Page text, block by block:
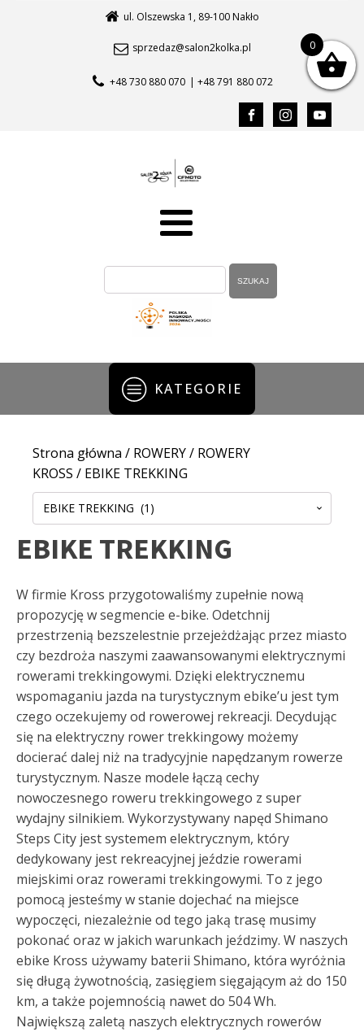
ul. Olszewska 1, 89-100 Nakło
sprzedaz@salon2kolka.pl
+48 730 880 070 | +48 791 880 072
KATEGORIE
Strona główna / ROWERY/ ROWERY
KROSS / EBIKE TREKKING
EBIKE TREKKING (1)
EBIKE TREKKING
W firmie Kross przygotowaliśmy zupełnie nową
propozycję w segmencie e-bike. Odetchnij
przestrzenią bezszelestnie przejeżdżając przez miasto
czy bezdroża naszymi zaawansowanymi elektrycznymi
rowerami trekkingowymi. Dzięki elektrycznemu
wspomaganiu jazda na turystycznym ebike’u jest tym
czego oczekujemy od rowerowej rekreacji. Decydując
się na elektryczny rower trekkingowy możemy
docierać dalej niż na tradycyjnie napędzanym rowerze
turystycznym. Nasze modele łączą cechy
nowoczesnego roweru trekkingowego z super
wydajny silnikiem. Wykorzystywany napęd Shimano
Steps City jest systemem elektrycznym, który
dedykowany jest rekreacyjnej jeździe rowerami
miejskimi oraz rowerami trekkingowymi. To z jego
pomocą jesteśmy w stanie dojechać na miejsce
wypoczęci, niezależnie od tego jaką trasę musimy
pokonać oraz w jakich warunkach jeździmy. W naszych
ebike Kross używamy baterii Shimano, która wyróżnia
się długą żywotnością, zasięgiem sięgającym aż do 150
km, a także pojemnością nawet do 504 Wh.
Największą zaletą naszych elektrycznych rowerów
0